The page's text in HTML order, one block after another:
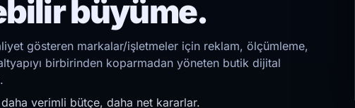
büyüme.
gösteren markalar/işletmeler için reklam, ölçümleme,
birbirinden koparmadan yöneten butik dijital
verimli bütçe, daha net kararlar.